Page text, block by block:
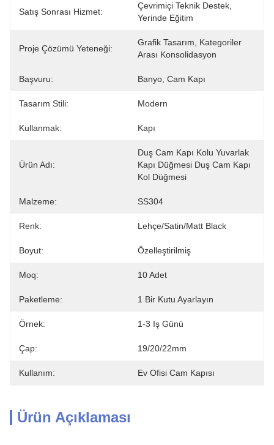
Satış Sonrası Hizmet:
Çevrimiçi Teknik Destek,
Yerinde Eğitim
Proje Çözümü Yeteneği:
Grafik Tasarım, Kategoriler
Arası Konsolidasyon
Başvuru: Banyo, Cam Kapı
Tasarım Stili: Modern
Kullanmak: Kapı
Ürün Adı:
Duş Cam Kapı Kolu Yuvarlak
Kapı Düğmesi Duş Cam Kapı
Kol Düğmesi
Malzeme: SS304
Renk: Lehçe/Satin/Matt Black
Boyut: Özelleştirilmiş
Moq: 10 Adet
Paketleme: 1 Bir Kutu Ayarlayın
Örnek: 1-3 Iş Günü
Çap: 19/20/22mm
Kullanım: Ev Ofisi Cam Kapısı
Ürün Açıklaması